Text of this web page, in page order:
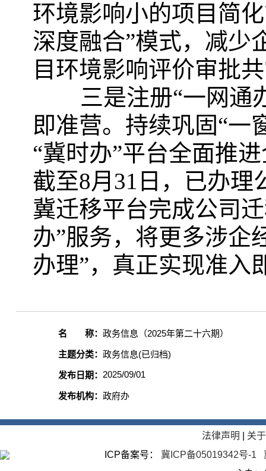
环境影响小的项目简
深度融合”模式，减少
目环境影响评价审批
三是注册“一网通办
即准营。持续巩固“一
“冀时办”平台全面推
截至8月31日，已办理
冀迁移平台完成公司
办”服务，将更多涉企
办理”，真正实现准入
名 称： 政务信息（2025年第二十六期）
主题分类： 政务信息(已归档)
发布日期： 2025/09/01
发布机构： 政府办
法律声明
关
ICP备案号：
冀ICP备05019342号-1